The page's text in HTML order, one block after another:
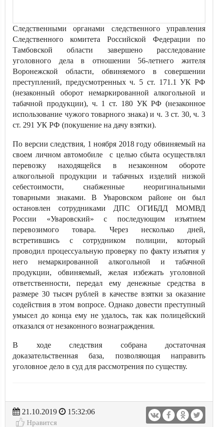
Следственными органами следственного управления
Следственного комитета Российской Федерации по
Тамбовской области завершено расследование
уголовного дела в отношении 56-летнего жителя
Воронежской области, обвиняемого в совершении
преступлений, предусмотренных ч. 5 ст. 171.1 УК РФ
(незаконный оборот немаркированной алкогольной и
табачной продукции), ч. 1 ст. 180 УК РФ (незаконное
использование чужого товарного знака) и ч. 3 ст. 30, ч. 3
ст. 291 УК РФ (покушение на дачу взятки).
По версии следствия, 1 ноября 2018 году обвиняемый на
своем личном автомобиле с целью сбыта осуществлял
перевозку находящейся в незаконном обороте
алкогольной продукции и табачных изделий низкой
себестоимости, снабженные неоригинальными
товарными знаками. В Уваровском районе он был
остановлен сотрудниками ДПС ОГИБДД МОМВД
России «Уваровский» с последующим изъятием
перевозимого товара. Через несколько дней,
встретившись с сотрудником полиции, который
проводил процессуальную проверку по факту изъятия у
него немаркированной алкогольной и табачной
продукции, обвиняемый, желая избежать уголовной
ответственности, передал ему денежные средства в
размере 30 тысяч рублей в качестве взятки за оказание
содействия в этом вопросе. Однако довести преступный
умысел до конца ему не удалось, так как полицейский
отказался от незаконного вознаграждения.
В ходе следствия собрана достаточная
доказательственная база, позволяющая направить
уголовное дело в суд для рассмотрения по существу.
21.10.2019
15:32:06
Нравится